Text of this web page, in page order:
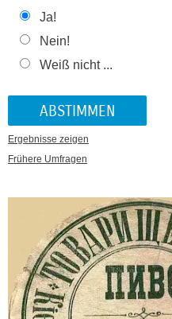
Ja!
Nein!
Weiß nicht ...
Ergebnisse zeigen
Frühere Umfragen